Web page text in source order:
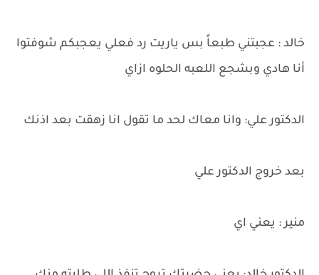
خالد : عجبتني طبعاً بس ياريت رد فعلي يعجبكم شوفتوا
أنا هادي وبشجع اللعبه الحلوه ازاي
الدكتور علي: وانا معاك لحد ما تقول انا زهقت بعد اذنك
بعد خروج الدكتور علي
منير : يعني اي